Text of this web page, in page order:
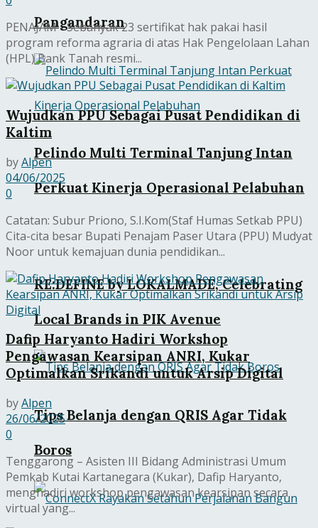
Pangandaran
Pelindo Multi Terminal Tanjung Intan
Perkuat Kinerja Operasional Pelabuhan
RE:DEFINE by LOKALMADE, Celebrating
Local Brands in PIK Avenue
Tips Belanja dengan QRIS Agar Tidak
Boros
PENAJAM - Sebanyak 23 sertifikat hak pakai hasil
program reforma agraria di atas Hak Pengelolaan Lahan
(HPL) Bank Tanah resmi...
Wujudkan PPU Sebagai Pusat Pendidikan di
Kaltim
byAlpen
04/06/2025
0
Catatan: Subur Priono, S.I.Kom(Staf Humas Setkab PPU)
Cita-cita besar Bupati Penajam Paser Utara (PPU) Mudyat
Noor untuk kemajuan dunia pendidikan...
Dafip Haryanto Hadiri Workshop
Pengawasan Kearsipan ANRI, Kukar
Optimalkan Srikandi untuk Arsip Digital
byAlpen
26/06/2025
0
Tenggarong – Asisten III Bidang Administrasi Umum
Pemkab Kutai Kartanegara (Kukar), Dafip Haryanto,
menghadiri workshop pengawasan kearsipan secara
virtual yang...